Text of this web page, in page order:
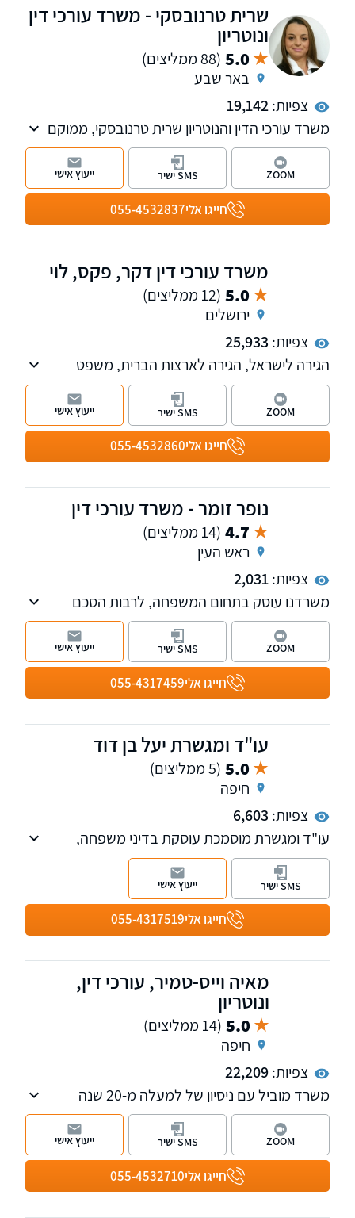
שרית טרנובסקי - משרד עורכי דין
ונוטריון
5.0 (88 ממליצים)
באר שבע
צפיות:19,142
משרד עורכי הדין והנוטריון שרית טרנובסקי, ממוקם
בלב באר שבע ומעניק שירותים משפטיים בעברית,
רוסית ואנגלית. המשרד מנוהל על ידי עורכת הדין
והנוטריון שרית טרנובסקי ומעניק שירותים משפטיים
תוך הקפדה על איכות, מקצועיות ויחס אישי ללא
פשרות לכל לקוח.
חייגו אלי055-4532837
ZOOM SMS ישיר ייעוץ אישי
משרד עורכי דין דקר, פקס, לוי
5.0 (12 ממליצים)
ירושלים
צפיות: 25,933
הגירה לישראל, הגירה לארצות הברית, משפט
אזרחי מנהלי, אזרחי מסחרי
חייגו אלי055-4532860
ZOOM SMS ישיר ייעוץ אישי
נופר זומר - משרד עורכי דין
4.7 (14 ממליצים)
ראש העין
צפיות:2,031
משרדנו עוסק בתחום המשפחה, לרבות הסכם
גירושים, מזונות, אפוטרופסות, דיני הגירה הסדרת
מעמד ומשפט מנהלי. למשרד שלוחות בפתח
תקווה ובראש העין.
חייגו אלי055-4317459
ZOOM SMS ישיר ייעוץ אישי
עו"ד ומגשרת יעל בן דוד
5.0 (5 ממליצים)
חיפה
צפיות: 6,603
עו"ד ומגשרת מוסמכת עוסקת בדיני משפחה,
גירושין, צואות, ירושות, מקרקעין ונדל"ן, הגירה
ומעמד בישראל.
המשרד מעניק מענה אישי, מקצועי ויעיל לכל לקוח
ולקוח.
חייגו אלי055-4317519
SMS ישיר ייעוץ אישי
מאיה וייס-טמיר, עורכי דין,
ונוטריון
5.0 (14 ממליצים)
חיפה
צפיות:22,209
משרד מוביל עם ניסיון של למעלה מ-20 שנה
בתחום הסדרת מעמד ואזרחות בישראל,הליך
מדורג לבני זוג, הגירה לישראל ,ויזות כניסה ועבודה
בישראל ובעניינים הומניטריים, הגשת ערעורים
לבית הדין לעררים ועתירות מנהליות בתחום.
כמו כן, המשרד עוסק בתחום הנזיקין, תאונות
חייגו אלי055-4532710
ZOOM SMS ישיר ייעוץ אישי